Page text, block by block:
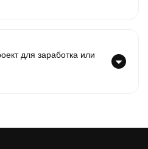
для заработка или